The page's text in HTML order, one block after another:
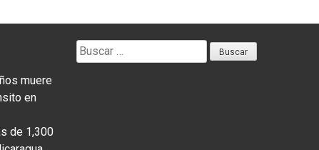
muere
en
de 1,300
Buscar: